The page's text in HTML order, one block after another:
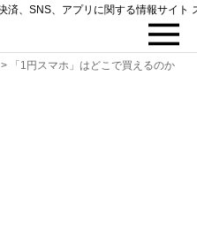
済、SNS、アプリに関する情報サイト
> 「1円スマホ」はどこで買えるのか？